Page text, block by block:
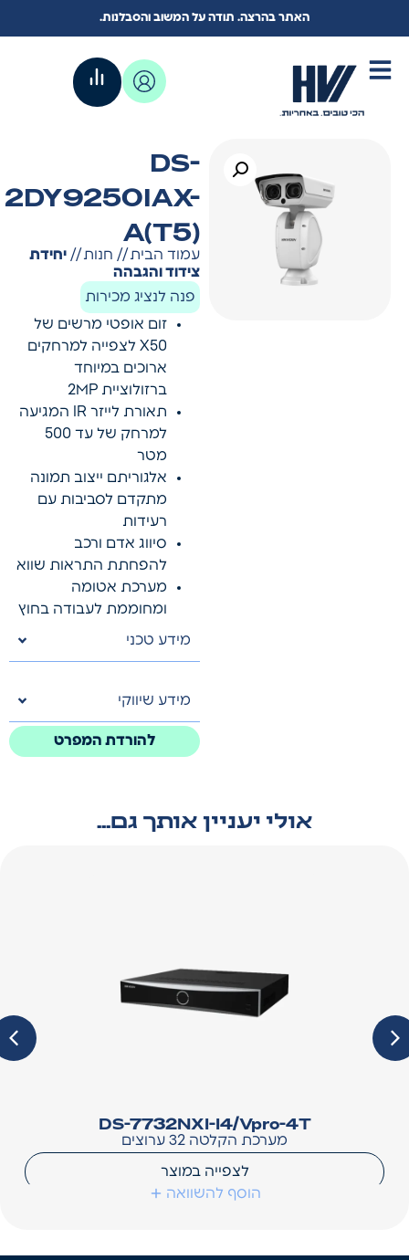
האתר בהרצה. תודה על המשוב והסבלנות.
DS-
2DY9250IAX-
A(T5)
עמוד הבית// חנות//יחידת
צידוד והגבהה
פנה לנציג מכירות
זום אופטי מרשים של
X50 לצפייה למרחקים
ארוכים במיוחד
ברזולוציית 2MP
תאורת לייזר IR המגיעה
למרחק של עד 500
מטר
אלגוריתם ייצוב תמונה
מתקדם לסביבות עם
רעידות
סיווג אדם ורכב
להפחתת התראות שווא
מערכת אטומה
ומחוממת לעבודה בחוץ
מידע טכני
מידע שיווקי
להורדת המפרט
אולי יעניין אותך גם...
DS-7732NXI-I4/Vpro-4T
מערכת הקלטה 32 ערוצים
לצפייה במוצר
הוסף להשוואה